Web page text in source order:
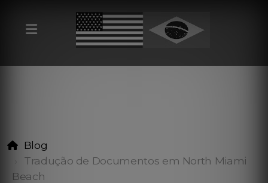
Blog
Tradução de Documentos em North Miami
Beach